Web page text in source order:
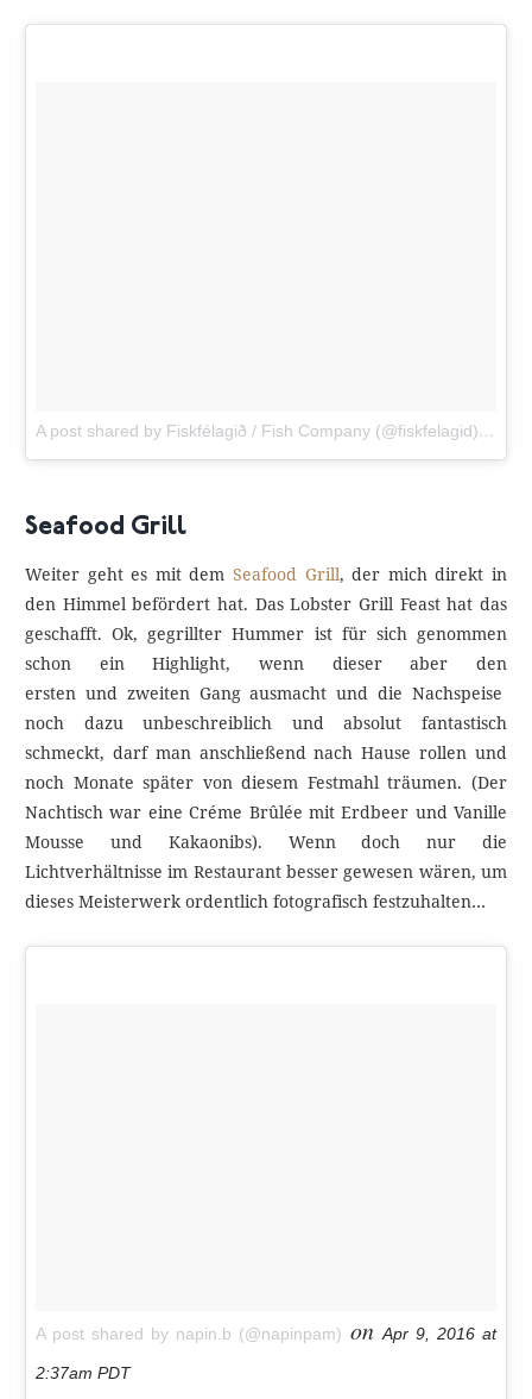
A post shared by Fiskfélagið / Fish Company (@fiskfelagid)
on
Seafood Grill
Weiter geht es mit dem Seafood Grill, der mich direkt in
den Himmel befördert hat. Das Lobster Grill Feast hat das
geschafft. Ok, gegrillter Hummer ist für sich genommen
schon ein Highlight, wenn dieser aber den
ersten und zweiten Gang ausmacht und die Nachspeise
noch dazu unbeschreiblich und absolut fantastisch
schmeckt, darf man anschließend nach Hause rollen und
noch Monate später von diesem Festmahl träumen. (Der
Nachtisch war eine Créme Brûlée mit Erdbeer und Vanille
Mousse und Kakaonibs). Wenn doch nur die
Lichtverhältnisse im Restaurant besser gewesen wären, um
dieses Meisterwerk ordentlich fotografisch festzuhalten…
A post shared by napin.b (@napinpam) onApr 9, 2016 at
2:37am PDT